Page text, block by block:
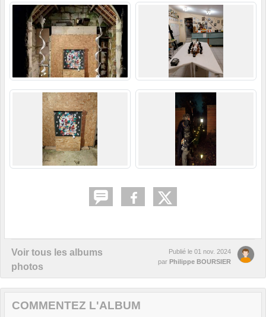
Voir tous les albums
photos
Publié le 01 nov. 2024
par Philippe BOURSIER
COMMENTEZ L'ALBUM